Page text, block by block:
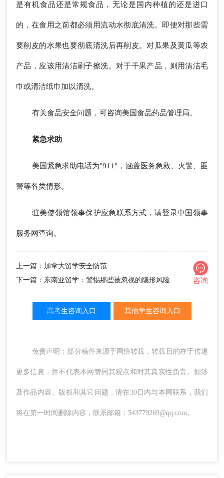
是有机食品还是常规食品，无论是国内种植的还是进口
的，在食用之前都必须用流动水彻底清洗。即便对那些需
要削皮的水果也要彻底清洗后再削皮。对瓜果及黄瓜等农
产品，应该用清洁刷子擦洗。对于干果产品，则用清洁毛
巾或清洁纸巾加以清洗。
有关食品安全问题，可咨询美国食品药品管理局。
紧急求助
美国紧急求助电话为"911"，涵盖医务急救、火警、匪
警等各类情形。
驻美使领馆领事保护应急联系方式，请登录中国领事
服务网查询。
上一篇：加拿大留学安全防范
下一篇：东南亚留学：警惕那些被忽视的隐形风险
咨询
高考生咨询入口 其他学生咨询入口
免责声明：部分稿件来源于网络转载，转载目的在于传递
更多信息，并不代表本网赞同其观点和对其真实性负责。如涉
及作品内容、版权和其它问题，请在30日内与本网联系，我们
将在第一时间删除内容，联系邮箱：543779269@qq.com。